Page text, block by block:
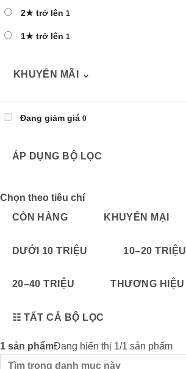
2★ trở lên 1
1★ trở lên 1
KHUYẾN MÃI ⌄
Đang giảm giá 0
ÁP DỤNG BỘ LỌC
Chọn theo tiêu chí
CÒN HÀNG
KHUYẾN MẠI
DƯỚI 10 TRIỆU 10–20 TRIỆU
20–40 TRIỆU THƯƠNG HIỆU
☷ TẤT CẢ BỘ LỌC
1 sản phẩmĐang hiển thị 1/1 sản phẩm
Tìm